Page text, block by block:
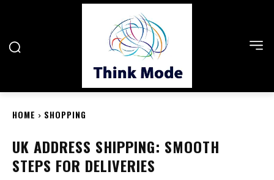
HOME SHOPPING
UK ADDRESS SHIPPING: SMOOTH
STEPS FOR DELIVERIES